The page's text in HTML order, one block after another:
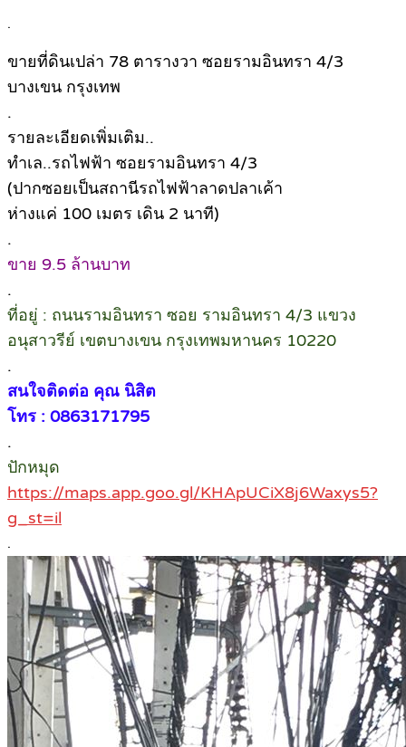
.
ขายที่ดินเปล่า 78 ตารางวา ซอยรามอินทรา 4/3
บางเขน กรุงเทพ
.
รายละเอียดเพิ่มเติม..
ทำเล..รถไฟฟ้า ซอยรามอินทรา 4/3
(ปากซอยเป็นสถานีรถไฟฟ้าลาดปลาเค้า
ห่างแค่ 100 เมตร เดิน 2 นาที)
.
ขาย 9.5 ล้านบาท
.
ที่อยู่ : ถนนรามอินทรา ซอย รามอินทรา 4/3 แขวง
อนุสาวรีย์ เขตบางเขน กรุงเทพมหานคร 10220
.
สนใจติดต่อ คุณ นิสิต
โทร : 0863171795
.
ปักหมุด
https://maps.app.goo.gl/KHApUCiX8j6Waxys5?
g_st=il
.